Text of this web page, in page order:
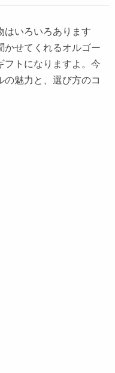
はいろいろあります
かせてくれるオルゴー
フトになりますよ。今
の魅力と、選び方のコ